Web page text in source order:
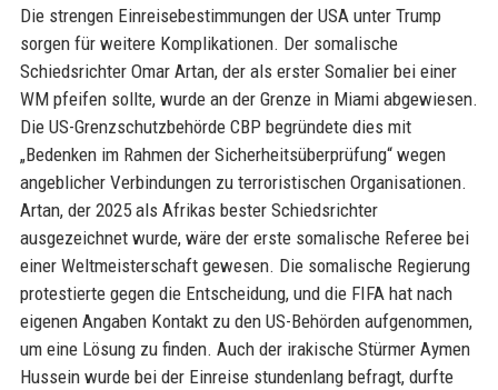
Die strengen Einreisebestimmungen der USA unter Trump
sorgen für weitere Komplikationen. Der somalische
Schiedsrichter Omar Artan, der als erster Somalier bei einer
WM pfeifen sollte, wurde an der Grenze in Miami abgewiesen.
Die US-Grenzschutzbehörde CBP begründete dies mit
„Bedenken im Rahmen der Sicherheitsüberprüfung“ wegen
angeblicher Verbindungen zu terroristischen Organisationen.
Artan, der 2025 als Afrikas bester Schiedsrichter
ausgezeichnet wurde, wäre der erste somalische Referee bei
einer Weltmeisterschaft gewesen. Die somalische Regierung
protestierte gegen die Entscheidung, und die FIFA hat nach
eigenen Angaben Kontakt zu den US-Behörden aufgenommen,
um eine Lösung zu finden. Auch der irakische Stürmer Aymen
Hussein wurde bei der Einreise stundenlang befragt, durfte